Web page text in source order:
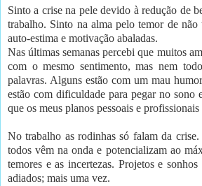
Sinto a crise na pele devido à redução de
trabalho. Sinto na alma pelo temor de não
auto-estima e motivação abaladas.
Nas últimas semanas percebi que muitos
com o mesmo sentimento, mas nem
palavras. Alguns estão com um mau
estão com dificuldade para pegar no sono
que os meus planos pessoais e profissionais
No trabalho as rodinhas só falam da
todos vêm na onda e potencializam ao
temores e as incertezas. Projetos e
adiados; mais uma vez.